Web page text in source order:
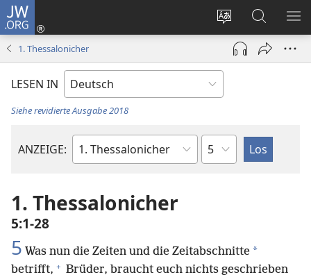
JW.ORG
Websitesprache
ändern
Anmelden
(öffnet
neues
Fenster)
Suche
1. Thessalonicher
LESEN IN
Siehe revidierte Ausgabe 2018
ANZEIGE:
Bibelbuch
Kapitel
1. Thessalonicher
5:1-28
5 Was nun die Zeiten und die Zeitabschnitte *
betrifft, + Brüder, braucht euch nichts geschrieben